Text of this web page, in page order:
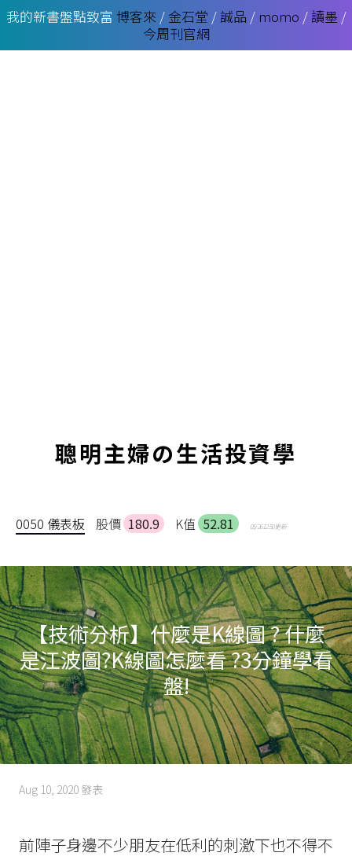
我的新書盤點致富 博客來 / 金石堂 / 誠品 / momo /讀墨 /
今周刊官網
聰明主婦の生活投資學
0050 儀表板 股價 180.9 K值 52.81 05/26 12:50 更新
【技術分析】什麼是K線圖 ? 什麼
是江波圖?K線圖怎麼看 ?3分鐘學看
盤!
Aug 10, 2020 發表
前陣子身邊不少朋友在低利的刺激下也不得不